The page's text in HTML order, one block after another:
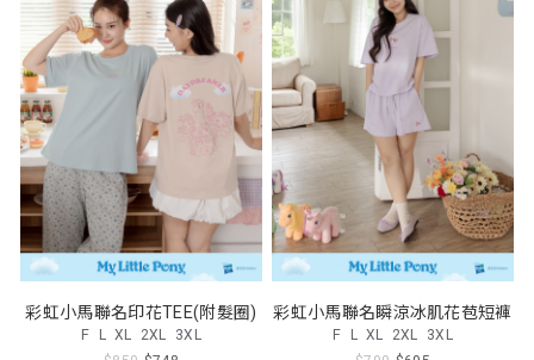
彩虹小馬聯名印花TEE(附髮圈)
F L XL 2XL 3XL
彩虹小馬聯名瞬涼冰肌花苞短褲
F L XL 2XL 3XL